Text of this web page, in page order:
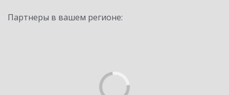
Партнеры в вашем регионе: